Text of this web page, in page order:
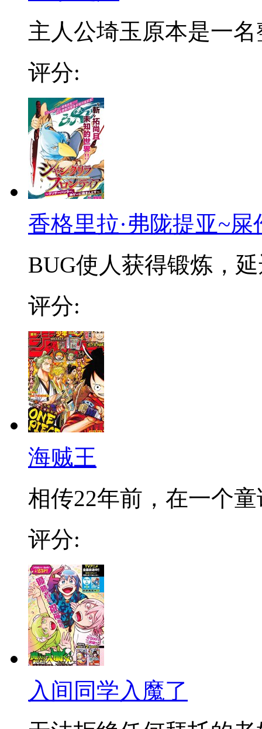
主人公埼玉原本是一名
评分:
香格里拉·弗陇提亚~
BUG使人获得锻炼，
评分:
海贼王
相传22年前，在一个
评分:
入间同学入魔了